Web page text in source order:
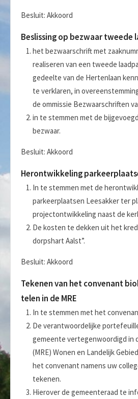
Besluit: Akkoord
Beslissing op bezwaar tweede
het bezwaarschrift met
realiseren van een tweede
gedeelte van de Hertenlaan
te verklaren, in
de ommissie Bezwaarschriften
in te stemmen met de
bezwaar.
Besluit: Akkoord
Herontwikkeling
In te stemmen met de
parkeerplaatsen Leesakker ter
projectontwikkeling naast de
De kosten te dekken uit het
dorpshart Aalst”.
Besluit: Akkoord
Tekenen van het convenant
telen in de MRE
In te stemmen met het
De verantwoordelijke
gemeente vertegenwoordigd in
(MRE) Wonen en Landelijk
het convenant namens uw
tekenen.
Hierover de gemeenteraad te